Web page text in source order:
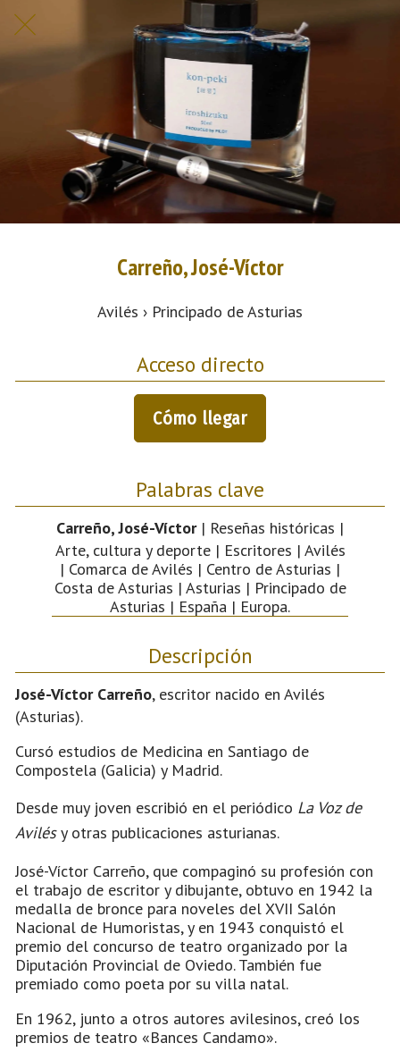
Carreño, José-Víctor
Avilés › Principado de Asturias
Acceso directo
Cómo llegar
Palabras clave
Carreño, José-Víctor| Reseñas históricas |
Arte, cultura y deporte | Escritores | Avilés
| Comarca de Avilés | Centro de Asturias |
Costa de Asturias | Asturias | Principado de
Asturias | España | Europa.
Descripción
José-Víctor Carreño, escritor nacido en Avilés
(Asturias).
Cursó estudios de Medicina en Santiago de
Compostela (Galicia) y Madrid.
Desde muy joven escribió en el periódico La Voz de
Avilésy otras publicaciones asturianas.
José-Víctor Carreño, que compaginó su profesión con
el trabajo de escritor y dibujante, obtuvo en 1942 la
medalla de bronce para noveles del XVII Salón
Nacional de Humoristas, y en 1943 conquistó el
premio del concurso de teatro organizado por la
Diputación Provincial de Oviedo. También fue
premiado como poeta por su villa natal.
En 1962, junto a otros autores avilesinos, creó los
premios de teatro «Bances Candamo».